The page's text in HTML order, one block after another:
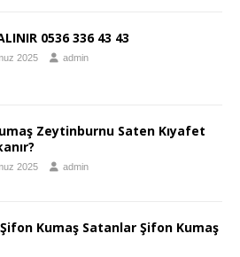
0536 336 43 43
2025 admin
Zeytinburnu Saten Kıyafet
2025 admin
Kumaş Satanlar Şifon Kumaş